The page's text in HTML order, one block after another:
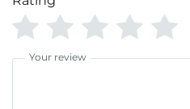
Your review